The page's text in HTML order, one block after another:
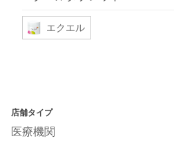
エクエル
店舗タイプ
医療機関